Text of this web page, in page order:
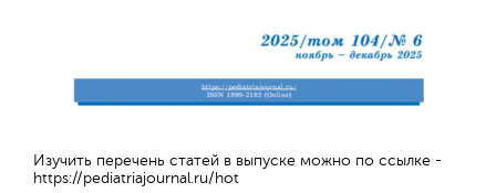
Изучить перечень статей в выпуске можно по ссылке -
https://pediatriajournal.ru/hot
Обратная